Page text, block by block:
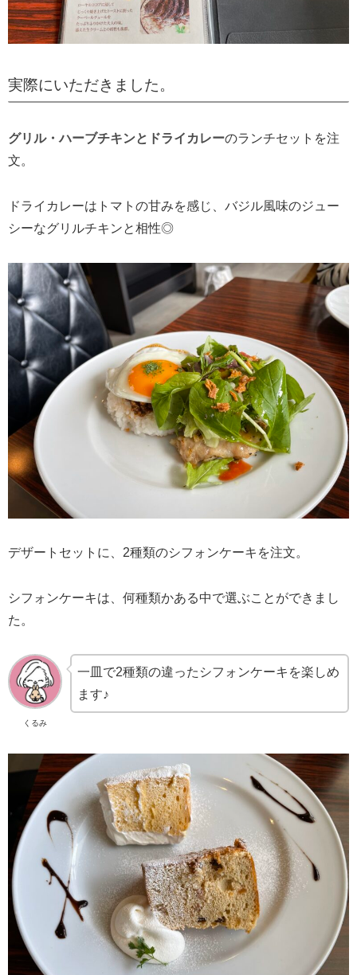
実際にいただきました。
グリル・ハーブチキンとドライカレーのランチセットを注
文。
ドライカレーはトマトの甘みを感じ、バジル風味のジュー
シーなグリルチキンと相性◎
デザートセットに、2種類のシフォンケーキを注文。
シフォンケーキは、何種類かある中で選ぶことができまし
た。
くるみ
一皿で2種類の違ったシフォンケーキを楽しめ
ます♪